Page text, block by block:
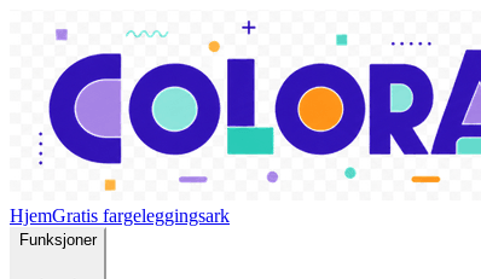
HjemGratis fargeleggingsark
Funksjoner